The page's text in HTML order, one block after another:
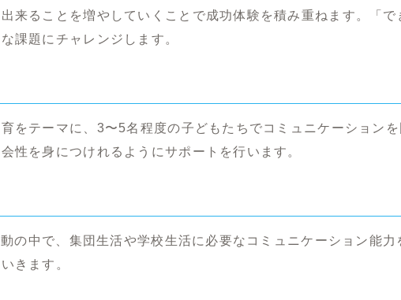
来ることを増やしていくことで成功体験を積み重ねます。「
課題にチャレンジします。
をテーマに、3〜5名程度の子どもたちでコミュニケーション
性を身につけれるようにサポートを行います。
の中で、集団生活や学校生活に必要なコミュニケーション能力
きます。